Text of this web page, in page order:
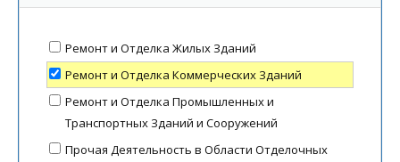
Ремонт и Отделка Жилых Зданий
Ремонт и Отделка Коммерческих Зданий
Ремонт и Отделка Промышленных и
Транспортных Зданий и Сооружений
Прочая Деятельность в Области Отделочных